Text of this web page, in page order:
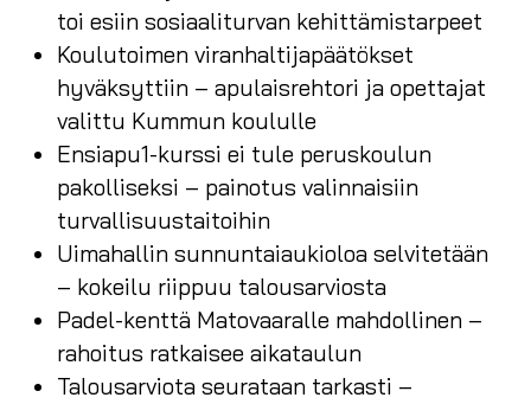
toi esiin sosiaaliturvan kehittämistarpeet
Koulutoimen viranhaltijapäätökset
hyväksyttiin – apulaisrehtori ja opettajat
valittu Kummun koululle
Ensiapu1-kurssi ei tule peruskoulun
pakolliseksi – painotus valinnaisiin
turvallisuustaitoihin
Uimahallin sunnuntaiaukioloa selvitetään
– kokeilu riippuu talousarviosta
Padel-kenttä Matovaaralle mahdollinen –
rahoitus ratkaisee aikataulun
Talousarviota seurataan tarkasti –